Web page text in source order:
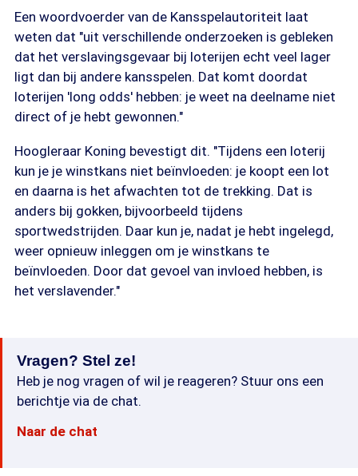
Een woordvoerder van de Kansspelautoriteit laat
weten dat "uit verschillende onderzoeken is gebleken
dat het verslavingsgevaar bij loterijen echt veel lager
ligt dan bij andere kansspelen. Dat komt doordat
loterijen 'long odds' hebben: je weet na deelname niet
direct of je hebt gewonnen."
Hoogleraar Koning bevestigt dit. "Tijdens een loterij
kun je je winstkans niet beïnvloeden: je koopt een lot
en daarna is het afwachten tot de trekking. Dat is
anders bij gokken, bijvoorbeeld tijdens
sportwedstrijden. Daar kun je, nadat je hebt ingelegd,
weer opnieuw inleggen om je winstkans te
beïnvloeden. Door dat gevoel van invloed hebben, is
het verslavender."
Vragen? Stel ze!
Heb je nog vragen of wil je reageren? Stuur ons een
berichtje via de chat.
Naar de chat